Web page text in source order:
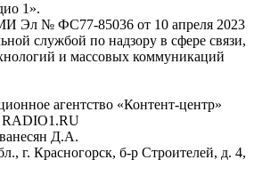
1».
Эл № ФС77-85036 от 10 апреля 2023
службой по надзору в сфере связи,
и массовых коммуникаций
агентство «Контент-центр»
RADIO1.RU
Д.А.
г. Красногорск, б-р Строителей, д. 4,